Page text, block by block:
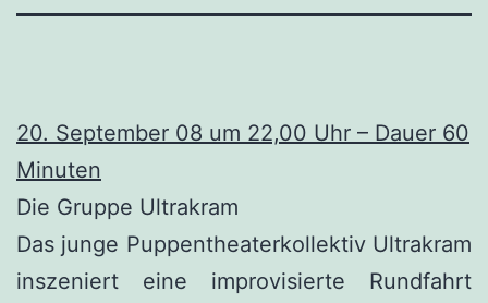
20. September 08 um 22,00 Uhr – Dauer 60
Minuten
Die Gruppe Ultrakram
Das junge Puppentheaterkollektiv Ultrakram
inszeniert eine improvisierte Rundfahrt